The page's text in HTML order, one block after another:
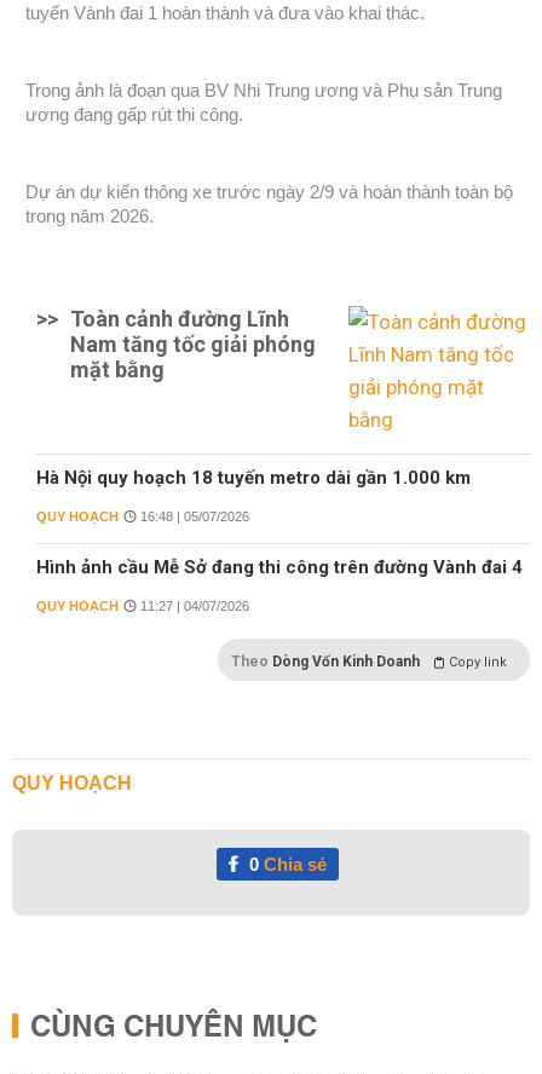
tuyến Vành đai 1 hoàn thành và đưa vào khai thác.
Trong ảnh là đoạn qua BV Nhi Trung ương và Phụ sản Trung
ương đang gấp rút thi công.
Dự án dự kiến thông xe trước ngày 2/9 và hoàn thành toàn bộ
trong năm 2026.
>> Toàn cảnh đường Lĩnh
Nam tăng tốc giải phóng
mặt bằng
Hà Nội quy hoạch 18 tuyến metro dài gần 1.000 km
QUY HOẠCH 16:48 | 05/07/2026
Hình ảnh cầu Mễ Sở đang thi công trên đường Vành đai 4
QUY HOẠCH 11:27 | 04/07/2026
Theo Dòng Vốn Kinh Doanh Copy link
QUY HOẠCH
0Chia sẻ
CÙNG CHUYÊN MỤC